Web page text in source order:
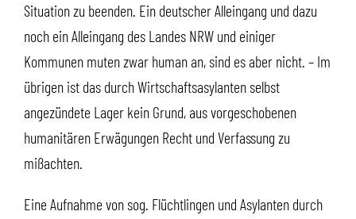
Situation zu beenden. Ein deutscher Alleingang und dazu
noch ein Alleingang des Landes NRW und einiger
Kommunen muten zwar human an, sind es aber nicht. – Im
übrigen ist das durch Wirtschaftsasylanten selbst
angezündete Lager kein Grund, aus vorgeschobenen
humanitären Erwägungen Recht und Verfassung zu
mißachten.
Eine Aufnahme von sog. Flüchtlingen und Asylanten durch